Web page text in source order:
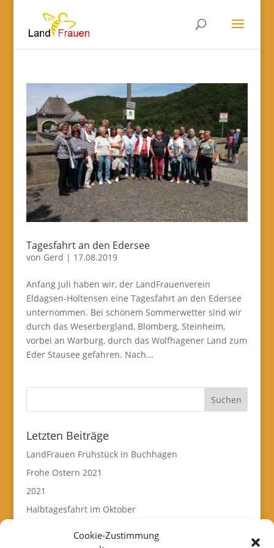
Cookie-Zustimmung
Tagesfahrt an den Edersee
von Gerd | 17.08.2019
Anfang Juli haben wir, der LandFrauenverein
Eldagsen-Holtensen eine Tagesfahrt an den Edersee
unternommen. Bei schönem Sommerwetter sind wir
durch das Weserbergland, Blomberg, Steinheim,
vorbei an Warburg, durch das Wolfhagener Land zum
Eder Stausee gefahren. Nach...
Letzten Beiträge
LandFrauen Frühstück in Buchhagen
Frohe Ostern 2021
2021
Halbtagesfahrt im Oktober